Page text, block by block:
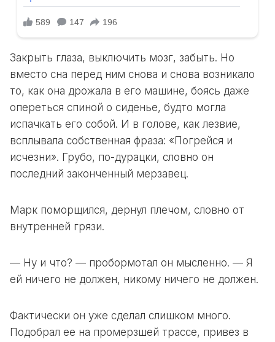
Закрыть глаза, выключить мозг, забыть. Но
вместо сна перед ним снова и снова возникало
то, как она дрожала в его машине, боясь даже
опереться спиной о сиденье, будто могла
испачкать его собой. И в голове, как лезвие,
всплывала собственная фраза: «Погрейся и
исчезни». Грубо, по-дурацки, словно он
последний законченный мерзавец.
Марк поморщился, дернул плечом, словно от
внутренней грязи.
— Ну и что? — пробормотал он мысленно. — Я
ей ничего не должен, никому ничего не должен.
Фактически он уже сделал слишком много.
Подобрал ее на промерзшей трассе, привез в